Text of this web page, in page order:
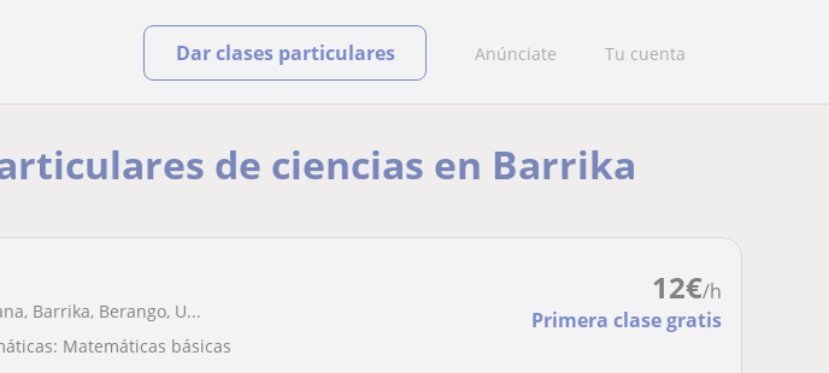
Anúnciate Tu cuenta
Dar clases particulares
de ciencias en Barrika
12€/h
Primera clase gratis
Barrika, Berango, U...
Matemáticas básicas